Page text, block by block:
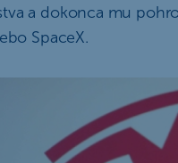
a dokonca mu
SpaceX.